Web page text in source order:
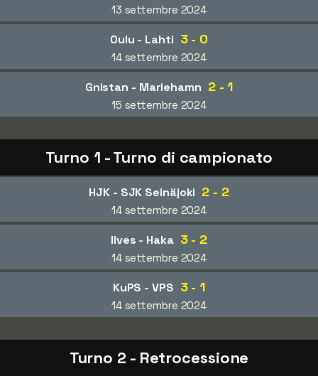
13 settembre 2024
Oulu - Lahti 3 - 0
14 settembre 2024
Gnistan - Mariehamn 2 - 1
15 settembre 2024
Turno 1 - Turno di campionato
HJK - SJK Seinäjoki 2 - 2
14 settembre 2024
Ilves - Haka 3 - 2
14 settembre 2024
KuPS - VPS 3 - 1
14 settembre 2024
Turno 2 - Retrocessione